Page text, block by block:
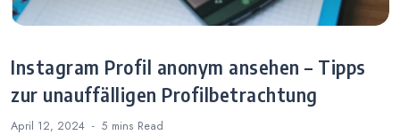
Instagram Profil anonym ansehen – Tipps
zur unauffälligen Profilbetrachtung
April 12, 2024 5 mins Read